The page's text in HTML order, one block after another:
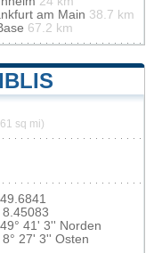
am Main 38.7 km
67.2 km
sq mi)
49.6841
8.45083
49° 41' 3'' Norden
8° 27' 3'' Osten